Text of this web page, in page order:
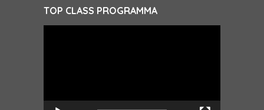
TOP CLASS PROGRAMMA